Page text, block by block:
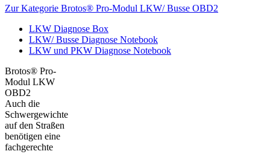
Zur Kategorie Brotos® Pro-Modul LKW/ Busse OBD2
LKW Diagnose Box
LKW/ Busse Diagnose Notebook
LKW und PKW Diagnose Notebook
Brotos® Pro-
Modul LKW
OBD2
Auch die
Schwergewichte
auf den Straßen
benötigen eine
fachgerechte